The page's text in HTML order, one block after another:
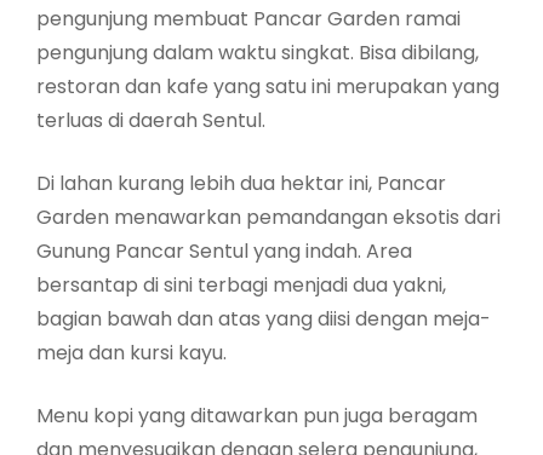
pengunjung membuat Pancar Garden ramai
pengunjung dalam waktu singkat. Bisa dibilang,
restoran dan kafe yang satu ini merupakan yang
terluas di daerah Sentul.
Di lahan kurang lebih dua hektar ini, Pancar
Garden menawarkan pemandangan eksotis dari
Gunung Pancar Sentul yang indah. Area
bersantap di sini terbagi menjadi dua yakni,
bagian bawah dan atas yang diisi dengan meja-
meja dan kursi kayu.
Menu kopi yang ditawarkan pun juga beragam
dan menyesuaikan dengan selera pengunjung,